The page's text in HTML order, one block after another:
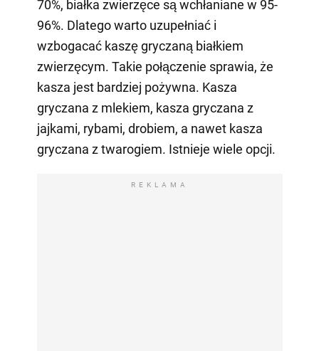
70%, białka zwierzęce są wchłaniane w 95-
96%. Dlatego warto uzupełniać i
wzbogacać kaszę gryczaną białkiem
zwierzęcym. Takie połączenie sprawia, że
kasza jest bardziej pożywna. Kasza
gryczana z mlekiem, kasza gryczana z
jajkami, rybami, drobiem, a nawet kasza
gryczana z twarogiem. Istnieje wiele opcji.
REKLAMA